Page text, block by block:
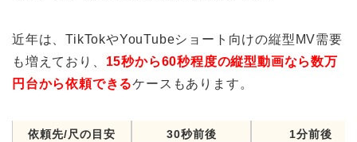
近年は、TikTokやYouTubeショート向けの縦型MV需要
も増えており、 15秒から60秒程度の縦型動画なら数万
円台から依頼できるケースもあります。
依頼先/尺の目安 30秒前後 1分前後